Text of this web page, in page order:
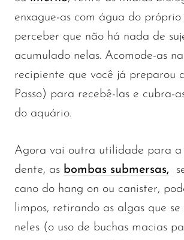
enxague-as com água do
perceber que não há nada de
acumulado nelas. Acomode-as
recipiente que você já preparou
Passo) para recebê-las e cubra-
do aquário.
Agora vai outra utilidade para a
dente, as bombas submersas,
cano do hang on ou canister,
limpos, retirando as algas que se
neles (o uso de buchas macias